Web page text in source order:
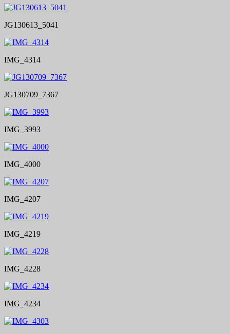
JG130613_5041
IMG_4314
JG130709_7367
IMG_3993
IMG_4000
IMG_4207
IMG_4219
IMG_4228
IMG_4234